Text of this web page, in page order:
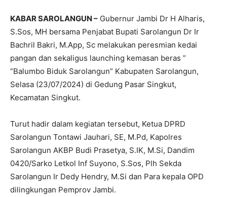
KABAR SAROLANGUN – Gubernur Jambi Dr H Alharis,
S.Sos, MH bersama Penjabat Bupati Sarolangun Dr Ir
Bachril Bakri, M.App, Sc melakukan peresmian kedai
pangan dan sekaligus launching kemasan beras ”
“Balumbo Biduk Sarolangun” Kabupaten Sarolangun,
Selasa (23/07/2024) di Gedung Pasar Singkut,
Kecamatan Singkut.
Turut hadir dalam kegiatan tersebut, Ketua DPRD
Sarolangun Tontawi Jauhari, SE, M.Pd, Kapolres
Sarolangun AKBP Budi Prasetya, S.IK, M.Si, Dandim
0420/Sarko Letkol Inf Suyono, S.Sos, Plh Sekda
Sarolangun Ir Dedy Hendry, M.Si dan Para kepala OPD
dilingkungan Pemprov Jambi.